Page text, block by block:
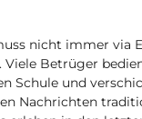
nicht immer via
Viele Betrüger
Schule und
Nachrichten